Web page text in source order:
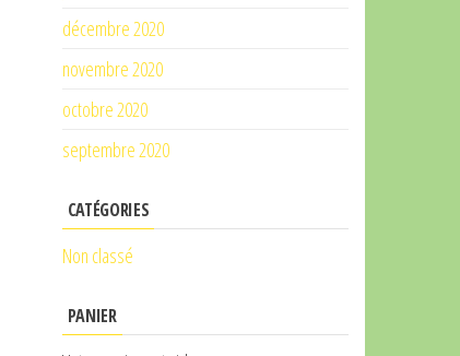
décembre 2020
novembre 2020
octobre 2020
septembre 2020
CATÉGORIES
Non classé
PANIER